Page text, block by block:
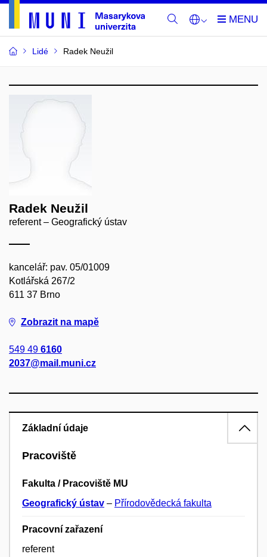
Lidé Radek Neužil
Radek Neužil
referent – Geografický ústav
kancelář: pav. 05/01009
Kotlářská 267/2
611 37 Brno
Zobrazit na mapě
549 49 6160
2037@mail.muni.cz
Základní údaje
Pracoviště
Fakulta / Pracoviště MU
Geografický ústav – Přírodovědecká fakulta
Pracovní zařazení
referent